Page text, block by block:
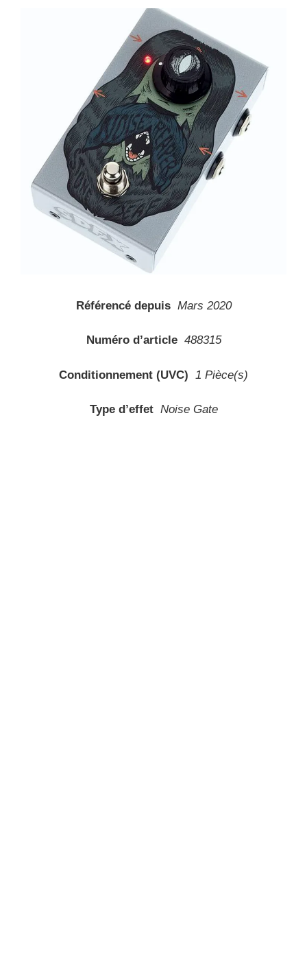
Référencé depuis Mars 2020
Numéro d’article 488315
Conditionnement (UVC) 1 Pièce(s)
Type d’effet Noise Gate